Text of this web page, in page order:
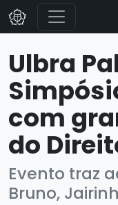
Ulbra
com
do
Evento traz
Bruno,